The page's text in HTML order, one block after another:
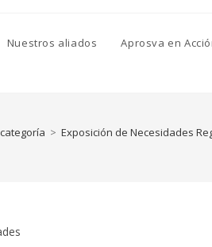
Nuestros aliados Aprosva en
> Exposición de Necesidades